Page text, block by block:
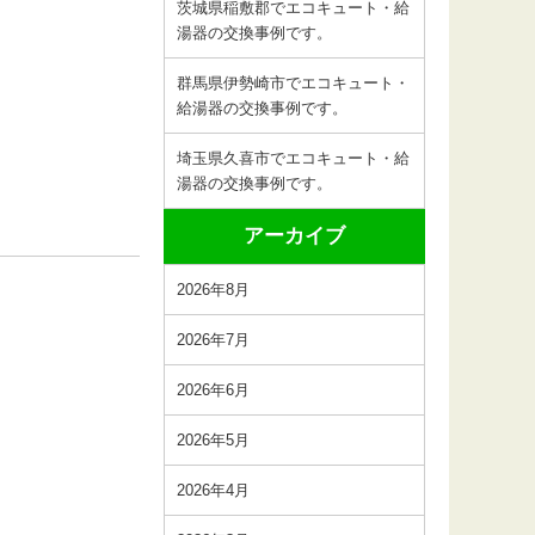
茨城県稲敷郡でエコキュート・給
湯器の交換事例です。
群馬県伊勢崎市でエコキュート・
給湯器の交換事例です。
埼玉県久喜市でエコキュート・給
湯器の交換事例です。
アーカイブ
2026年8月
2026年7月
2026年6月
2026年5月
2026年4月